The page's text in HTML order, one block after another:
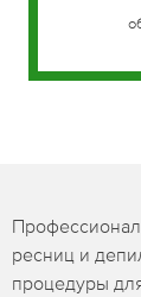
ресниц и
процедуры